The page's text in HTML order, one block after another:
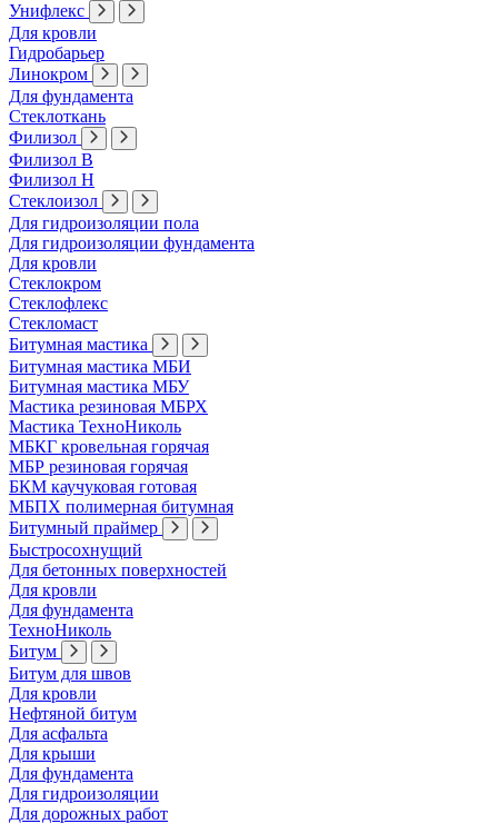
Унифлекс
Для кровли
Гидробарьер
Линокром
Для фундамента
Стеклоткань
Филизол
Филизол В
Филизол Н
Стеклоизол
Для гидроизоляции пола
Для гидроизоляции фундамента
Для кровли
Стеклокром
Стеклофлекс
Стекломаст
Битумная мастика
Битумная мастика МБИ
Битумная мастика МБУ
Мастика резиновая МБРХ
Мастика ТехноНиколь
МБКГ кровельная горячая
МБР резиновая горячая
БКМ каучуковая готовая
МБПХ полимерная битумная
Битумный праймер
Быстросохнущий
Для бетонных поверхностей
Для кровли
Для фундамента
ТехноНиколь
Битум
Битум для швов
Для кровли
Нефтяной битум
Для асфальта
Для крыши
Для фундамента
Для гидроизоляции
Для дорожных работ